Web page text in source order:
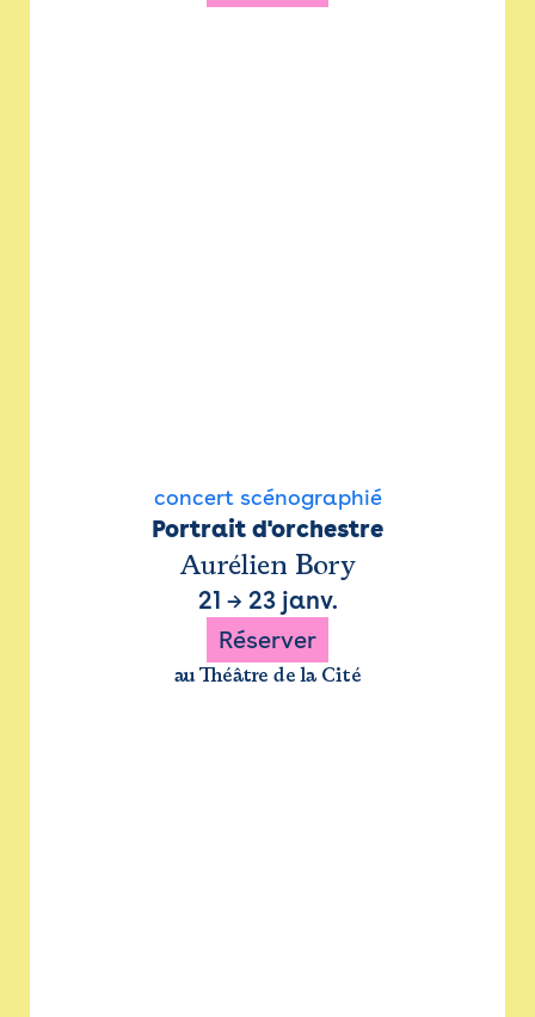
concert scénographié
Portrait d'orchestre
Aurélien Bory
21 → 23 janv.
Réserver
au Théâtre de la Cité